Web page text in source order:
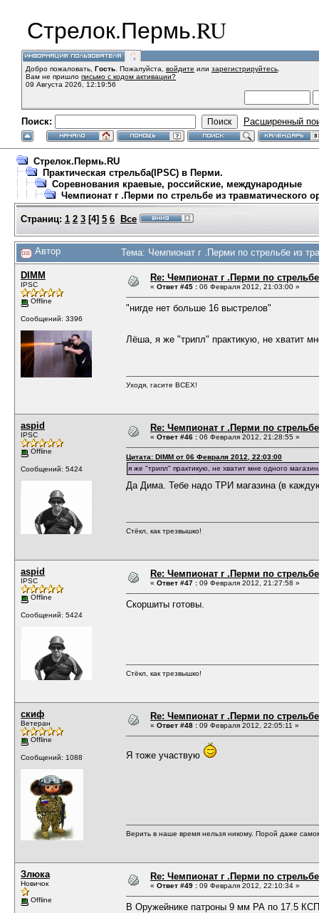
Стрелок.Пермь.RU
Добро пожаловать, Гость . Пожалуйста, войдите или зарегистрируйтесь
Вам не пришло письмо с кодом активации?
09 Августа 2026, 12:19:56
Поиск: Расширенный
Стрелок.Пермь.RU
Практическая стрельба(IPSC) в Перми.
Соревнования краевые, российские, международные
Чемпионат г .Перми по стрельбе из травматического
Страниц: 1 2 3 [4] 5 6 Все
Автор Тема: Чемпионат г .Перми по стрельбе из
DIMM
IPSC
Offline
Сообщений: 3396
Re: Чемпионат г .Перми по
« Ответ #45 : 06 Февраля 2012, 21:03:00 »
"нигде нет больше 16 выстрелов"
Лёша, я же "трипл" практикую, не хватит
Уходя, гасите ВСЕХ!
aspid
IPSC
Offline
Сообщений: 5424
Re: Чемпионат г .Перми по
« Ответ #46 : 06 Февраля 2012, 21:28:55 »
Цитата: DIMM от 06 Февраля 2012, 22:03:00
я же "трипл" практикую, не хватит мне одного
Да Дима. Тебе надо ТРИ магазина (в
Стёкл, как трезвышко!
aspid
IPSC
Offline
Сообщений: 5424
Re: Чемпионат г .Перми по
« Ответ #47 : 09 Февраля 2012, 21:27:58 »
Скоршиты готовы.
Стёкл, как трезвышко!
скиф
Ветеран
Offline
Сообщений: 1088
Re: Чемпионат г .Перми по
« Ответ #48 : 09 Февраля 2012, 22:05:11 »
Я тоже участвую
Верить в наше время нельзя никому. Порой даже
Злюка
Новичок
Offline
Re: Чемпионат г .Перми по
« Ответ #49 : 09 Февраля 2012, 22:10:34 »
В Оружейнике патроны 9 мм РА по 17.5